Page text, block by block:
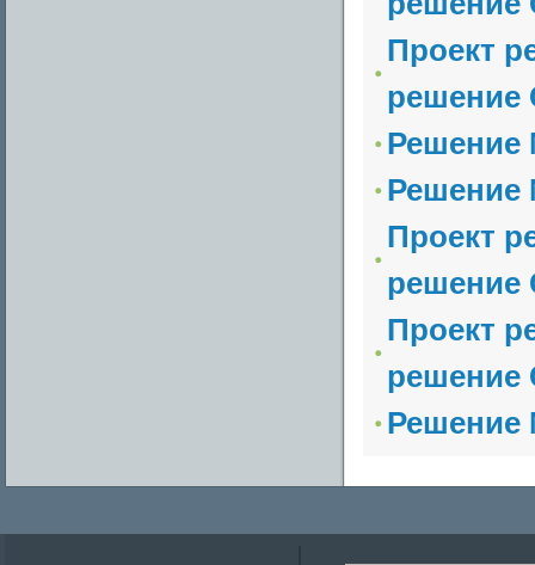
Проект
решение
Решение
Решение
Проект
решение
Проект
решение
Решение